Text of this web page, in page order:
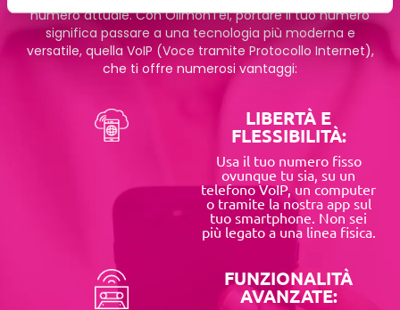
numero attuale. Con OlimonTel, portare il tuo numero
significa passare a una tecnologia più moderna e
versatile, quella VoIP (Voce tramite Protocollo Internet),
che ti offre numerosi vantaggi:
LIBERTÀ E
FLESSIBILITÀ:
Usa il tuo numero fisso
ovunque tu sia, su un
telefono VoIP, un computer
o tramite la nostra app sul
tuo smartphone. Non sei
più legato a una linea fisica.
FUNZIONALITÀ
AVANZATE: